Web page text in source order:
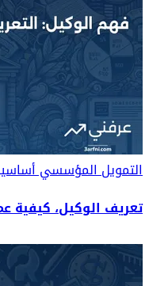
التمويل المؤسسي
تعريف الوكيل، كيفية